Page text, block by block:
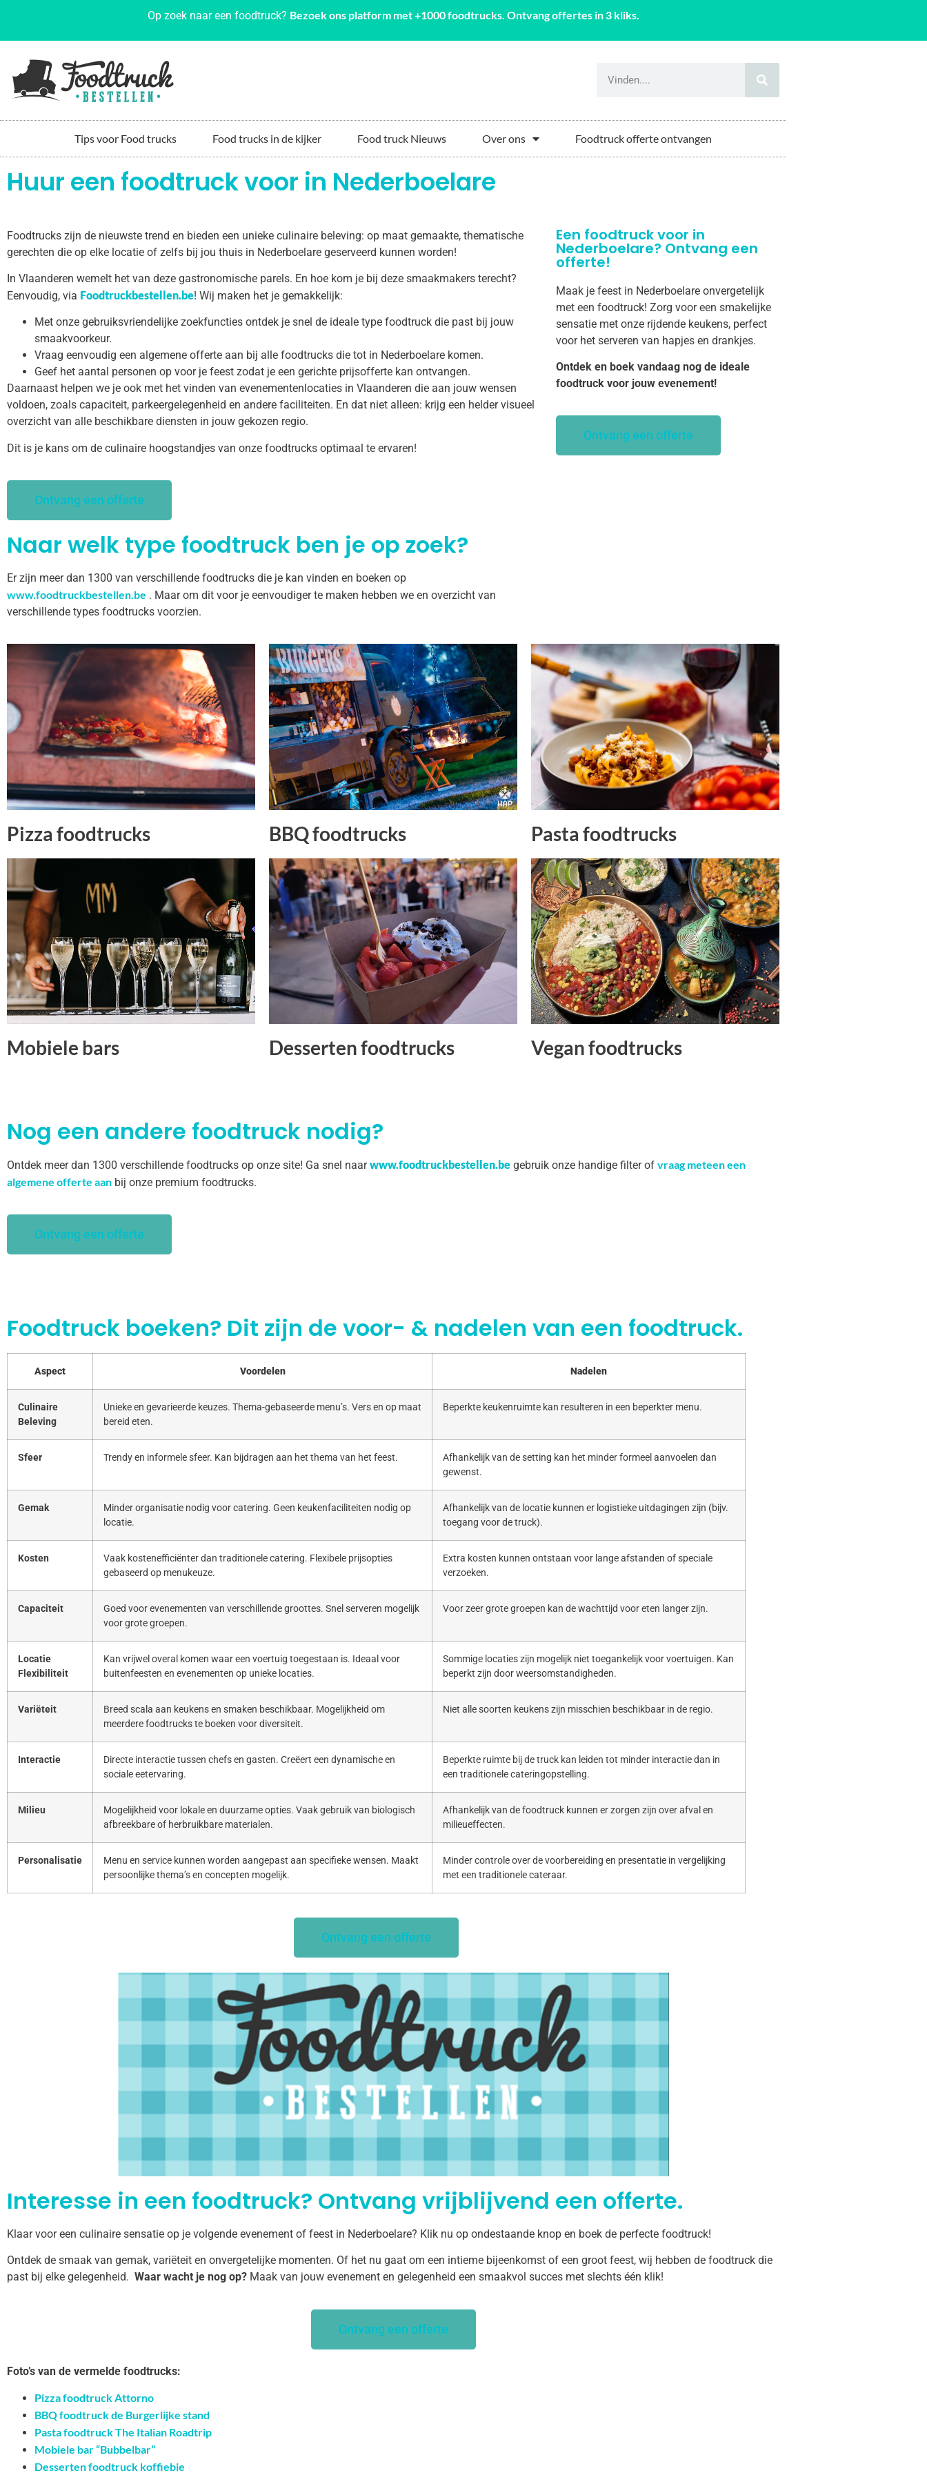
Op zoek naar een foodtruck? Bezoek ons platform met +1000 foodtrucks. Ontvang offertes in 3 kliks.
Tips voor Food trucks Food trucks in de kijker Food truck Nieuws Over ons Foodtruck offerte ontvangen
Huur een foodtruck voor in Nederboelare
Foodtrucks zijn de nieuwste trend en bieden een unieke culinaire beleving: op maat gemaakte, thematische
gerechten die op elke locatie of zelfs bij jou thuis in Nederboelare geserveerd kunnen worden!
In Vlaanderen wemelt het van deze gastronomische parels. En hoe kom je bij deze smaakmakers terecht?
Eenvoudig, via Foodtruckbestellen.be! Wij maken het je gemakkelijk:
Met onze gebruiksvriendelijke zoekfuncties ontdek je snel de ideale type foodtruck die past bij jouw
smaakvoorkeur.
Vraag eenvoudig een algemene offerte aan bij alle foodtrucks die tot in Nederboelare komen.
Geef het aantal personen op voor je feest zodat je een gerichte prijsofferte kan ontvangen.
Daarnaast helpen we je ook met het vinden van evenementenlocaties in Vlaanderen die aan jouw wensen
voldoen, zoals capaciteit, parkeergelegenheid en andere faciliteiten. En dat niet alleen: krijg een helder visueel
overzicht van alle beschikbare diensten in jouw gekozen regio.
Dit is je kans om de culinaire hoogstandjes van onze foodtrucks optimaal te ervaren!
Ontvang een offerte
Naar welk type foodtruck ben je op zoek?
Er zijn meer dan 1300 van verschillende foodtrucks die je kan vinden en boeken op
www.foodtruckbestellen.be . Maar om dit voor je eenvoudiger te maken hebben we en overzicht van
verschillende types foodtrucks voorzien.
Een foodtruck voor in
Nederboelare? Ontvang een
offerte!
Maak je feest in Nederboelare onvergetelijk
met een foodtruck! Zorg voor een smakelijke
sensatie met onze rijdende keukens, perfect
voor het serveren van hapjes en drankjes.
Ontdek en boek vandaag nog de ideale
foodtruck voor jouw evenement!
Ontvang een offerte
Pizza foodtrucks BBQ foodtrucks Pasta foodtrucks
Mobiele bars Desserten foodtrucks Vegan foodtrucks
Nog een andere foodtruck nodig?
Ontdek meer dan 1300 verschillende foodtrucks op onze site! Ga snel naarwww.foodtruckbestellen.be gebruik onze handige filter of vraag meteen een
algemene offerte aan bij onze premium foodtrucks.
Ontvang een offerte
Foodtruck boeken? Dit zijn de voor- & nadelen van een foodtruck.
Aspect Voordelen Nadelen
Culinaire
Beleving
Unieke en gevarieerde keuzes. Thema-gebaseerde menu’s. Vers en op maat
bereid eten.
Beperkte keukenruimte kan resulteren in een beperkter menu.
Sfeer Trendy en informele sfeer. Kan bijdragen aan het thema van het feest.
Afhankelijk van de setting kan het minder formeel aanvoelen dan
gewenst.
Gemak
Minder organisatie nodig voor catering. Geen keukenfaciliteiten nodig op
locatie.
Afhankelijk van de locatie kunnen er logistieke uitdagingen zijn (bijv.
toegang voor de truck).
Kosten
Vaak kostenefficiënter dan traditionele catering. Flexibele prijsopties
gebaseerd op menukeuze.
Extra kosten kunnen ontstaan voor lange afstanden of speciale
verzoeken.
Capaciteit
Goed voor evenementen van verschillende groottes. Snel serveren mogelijk
voor grote groepen.
Voor zeer grote groepen kan de wachttijd voor eten langer zijn.
Locatie
Flexibiliteit
Kan vrijwel overal komen waar een voertuig toegestaan is. Ideaal voor
buitenfeesten en evenementen op unieke locaties.
Sommige locaties zijn mogelijk niet toegankelijk voor voertuigen. Kan
beperkt zijn door weersomstandigheden.
Variëteit
Breed scala aan keukens en smaken beschikbaar. Mogelijkheid om
meerdere foodtrucks te boeken voor diversiteit.
Niet alle soorten keukens zijn misschien beschikbaar in de regio.
Interactie
Directe interactie tussen chefs en gasten. Creëert een dynamische en
sociale eetervaring.
Beperkte ruimte bij de truck kan leiden tot minder interactie dan in
een traditionele cateringopstelling.
Milieu
Mogelijkheid voor lokale en duurzame opties. Vaak gebruik van biologisch
afbreekbare of herbruikbare materialen.
Afhankelijk van de foodtruck kunnen er zorgen zijn over afval en
milieueffecten.
Personalisatie
Menu en service kunnen worden aangepast aan specifieke wensen. Maakt
persoonlijke thema’s en concepten mogelijk.
Minder controle over de voorbereiding en presentatie in vergelijking
met een traditionele cateraar.
Ontvang een offerte
Interesse in een foodtruck? Ontvang vrijblijvend een offerte.
Klaar voor een culinaire sensatie op je volgende evenement of feest in Nederboelare? Klik nu op ondestaande knop en boek de perfecte foodtruck!
Ontdek de smaak van gemak, variëteit en onvergetelijke momenten. Of het nu gaat om een intieme bijeenkomst of een groot feest, wij hebben de foodtruck die
past bij elke gelegenheid. Waar wacht je nog op? Maak van jouw evenement en gelegenheid een smaakvol succes met slechts één klik!
Ontvang een offerte
Foto’s van de vermelde foodtrucks:
Pizza foodtruck Attorno
BBQ foodtruck de Burgerlijke stand
Pasta foodtruck The Italian Roadtrip
Mobiele bar “Bubbelbar”
Desserten foodtruck koffiebie